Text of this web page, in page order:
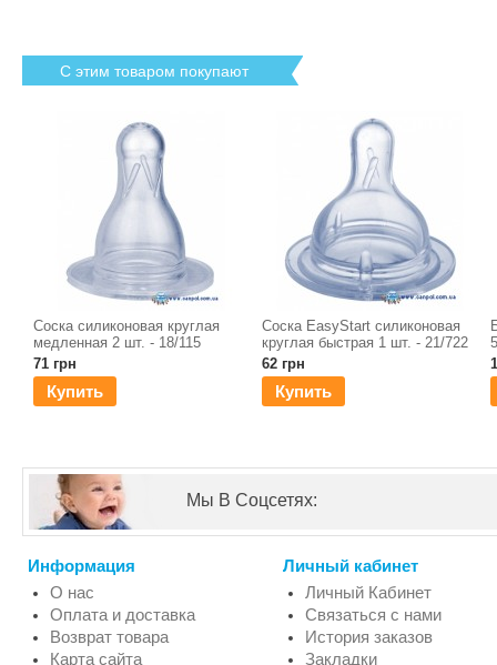
С этим товаром покупают
Соска силиконовая круглая
медленная 2 шт. - 18/115
71 грн
Купить
Соска EasyStart силиконовая
круглая быстрая 1 шт. - 21/722
62 грн
Купить
Мы В Соцсетях:
Информация
О нас
Оплата и доставка
Возврат товара
Карта сайта
Личный кабинет
Личный Кабинет
Связаться с нами
История заказов
Закладки